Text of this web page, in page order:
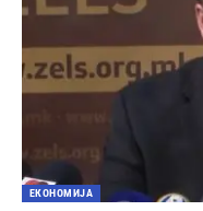
ЕКОНОМИЈА